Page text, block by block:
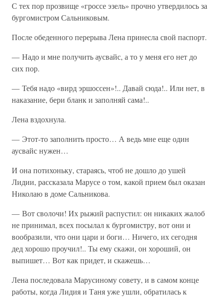
С тех пор прозвище «гроссе эзель» прочно утвердилось за
бургомистром Сальниковым.
После обеденного перерыва Лена принесла свой паспорт.
— Надо и мне получить аусвайс, а то у меня его нет до
сих пор.
— Тебя надо «вирд эршоссен»!.. Давай сюда!.. Или нет, в
наказание, бери бланк и заполняй сама!..
Лена вздохнула.
— Этот-то заполнить просто… А ведь мне еще один
аусвайс нужен…
И она потихоньку, стараясь, чтоб не дошло до ушей
Лидии, рассказала Марусе о том, какой прием был оказан
Николаю в доме Сальникова.
— Вот сволочи! Их рыжий распустил: он никаких жалоб
не принимал, всех посылал к бургомистру, вот они и
вообразили, что они цари и боги… Ничего, их сегодня
дед хорошо проучил!.. Ты ему скажи, он хороший, он
выпишет… Вот как придет, и скажешь…
Лена последовала Марусиному совету, и в самом конце
работы, когда Лидия и Таня уже ушли, обратилась к